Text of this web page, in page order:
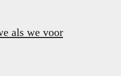
als we voor